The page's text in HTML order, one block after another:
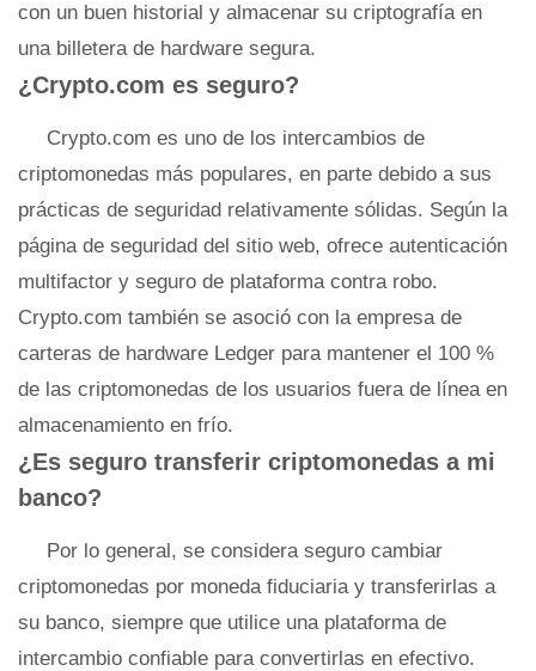
con un buen historial y almacenar su criptografía en
una billetera de hardware segura.
¿Crypto.com es seguro?
Crypto.com es uno de los intercambios de
criptomonedas más populares, en parte debido a sus
prácticas de seguridad relativamente sólidas. Según la
página de seguridad del sitio web, ofrece autenticación
multifactor y seguro de plataforma contra robo.
Crypto.com también se asoció con la empresa de
carteras de hardware Ledger para mantener el 100 %
de las criptomonedas de los usuarios fuera de línea en
almacenamiento en frío.
¿Es seguro transferir criptomonedas a mi
banco?
Por lo general, se considera seguro cambiar
criptomonedas por moneda fiduciaria y transferirlas a
su banco, siempre que utilice una plataforma de
intercambio confiable para convertirlas en efectivo.